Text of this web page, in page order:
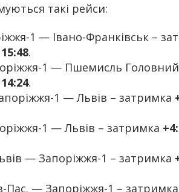
такі рейси:
1 — Івано-Франківськ –
15:48.
1 — Пшемисль
14:24.
1 — Львів – затримка
1 — Львів – затримка
— Запоріжжя-1 – затримка
Пас. — Запоріжжя-1 – затримка